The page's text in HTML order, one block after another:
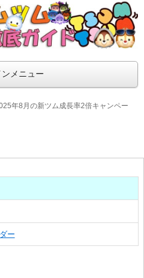
ツム攻略・裏ワザ徹底
が届くツムツム攻略サイト！新ツ
を120％楽しめるサイトを目指し
メニュー
年8月の新ツム成長率2倍キャンペー
ー